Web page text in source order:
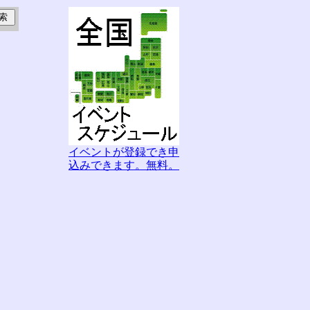
イベントが登録でき申
込みできます。無料。